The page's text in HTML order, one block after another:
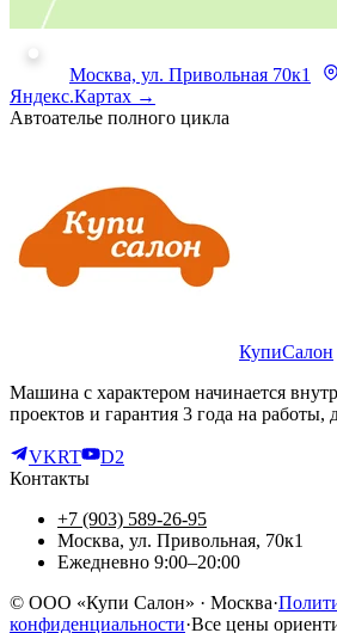
Москва, ул. Привольная 70к1
Яндекс.Картах →
Автоателье полного цикла
КупиСалон
Машина с характером начинается
проектов и гарантия 3 года на работы,
VKRT
D2
Контакты
+7 (903) 589-26-95
Москва, ул. Привольная, 70к1
Ежедневно 9:00–20:00
© ООО «Купи Салон» · Москва·
конфиденциальности·Все цены